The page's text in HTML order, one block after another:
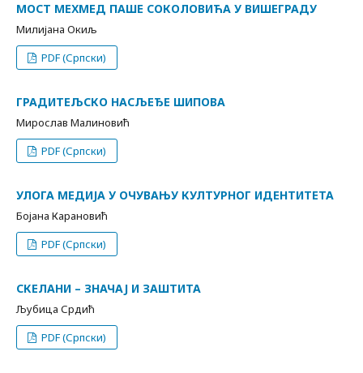
МОСТ МЕХМЕД ПАШЕ СОКОЛОВИЋА У ВИШЕГРАДУ
Милијана Окиљ
PDF (Српски)
ГРАДИТЕЉСКО НАСЉЕЂЕ ШИПОВА
Мирослав Малиновић
PDF (Српски)
УЛОГА МЕДИЈА У ОЧУВАЊУ КУЛТУРНОГ ИДЕНТИТЕТА
Бојана Карановић
PDF (Српски)
СКЕЛАНИ – ЗНАЧАЈ И ЗАШТИТА
Љубица Срдић
PDF (Српски)